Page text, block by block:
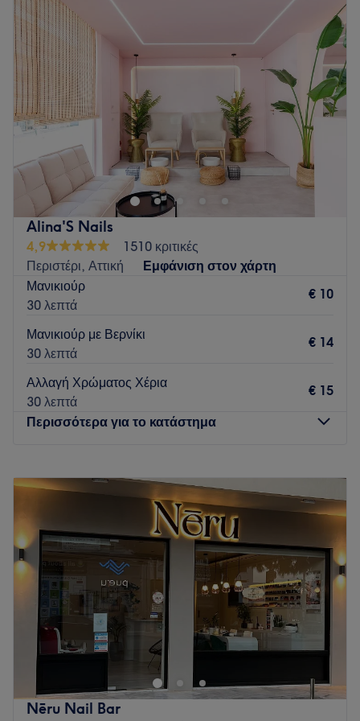
Τετάρτη
10:00–
Πέμπτη
09:00
Παρασκευή
10:00
Σάββατο
–15:00
Κυριακή
Κλειστό
Go to venue
Alina'S Nails
4,9
1510 κριτικές
Περιστέρι, Αττική
Εμφάνιση στον χάρτη
Μανικιούρ
30 λεπτά
€ 10
Μανικιούρ με Βερνίκι
30 λεπτά
€ 14
Αλλαγή Χρώματος Χέρια
30 λεπτά
€ 15
Περισσότερα για το κατάστημα
Τρίτη
09:00
21:00
Παρασκευή
09:00–21:00
Σάββατο
09:00–
17:00
Κυριακή
Κλειστό
Το Alina'S Nails στο Περιστέρι είναι ένας ευχάριστος χώρος
αφιερωμένος στην περιποίηση των άκρων. Προσφέρονται οι
κλασικές υπηρεσίες μανικιούρ και πεντικιούρ, αλλά και
τεχνητά νύχια με πρωτότυπα σχέδια και χρώματα για όλα τα
γούστα.
Nēru Nail Bar